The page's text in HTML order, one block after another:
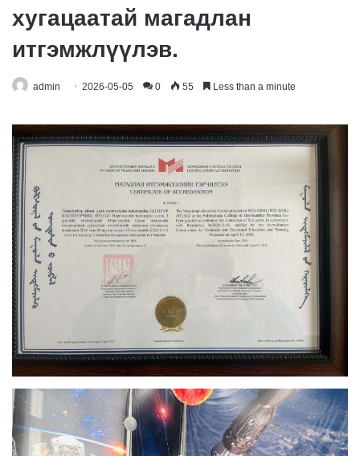
хугацаатай магадлан
итгэмжлүүлэв.
admin 2026-05-05 0 55 Less than a minute